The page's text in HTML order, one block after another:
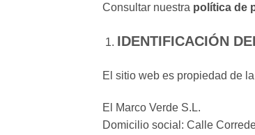
Consultar nuestra política de
IDENTIFICACIÓN
El sitio web es propiedad de
El Marco Verde S.L.
Domicilio social: Calle